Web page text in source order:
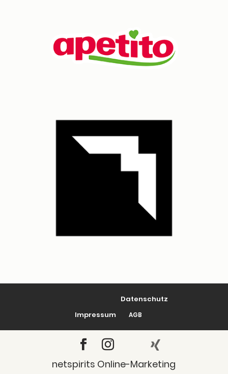
Daten­schutz
Impres­sum
AGB
netspirits Online-Marketing